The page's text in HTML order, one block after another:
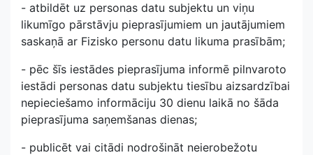
- atbildēt uz personas datu subjektu un viņu
likumīgo pārstāvju pieprasījumiem un jautājumiem
saskaņā ar Fizisko personu datu likuma prasībām;
- pēc šīs iestādes pieprasījuma informē pilnvaroto
iestādi personas datu subjektu tiesību aizsardzībai
nepieciešamo informāciju 30 dienu laikā no šāda
pieprasījuma saņemšanas dienas;
- publicēt vai citādi nodrošināt neierobežotu